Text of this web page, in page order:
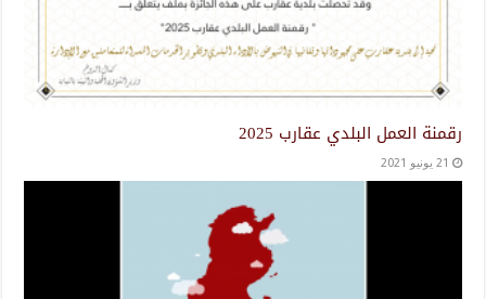
رقمنة العمل البلدي عقارب 2025
21 يونيو 2021